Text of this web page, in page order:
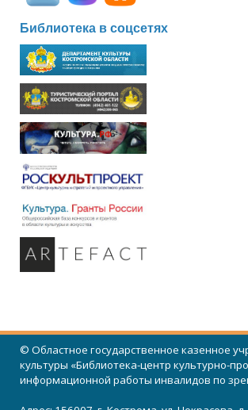
Библиотека в соцсетях
© Областное государственное казенное
культуры «Библиотека-центр культурно-
информационной работы инвалидов по